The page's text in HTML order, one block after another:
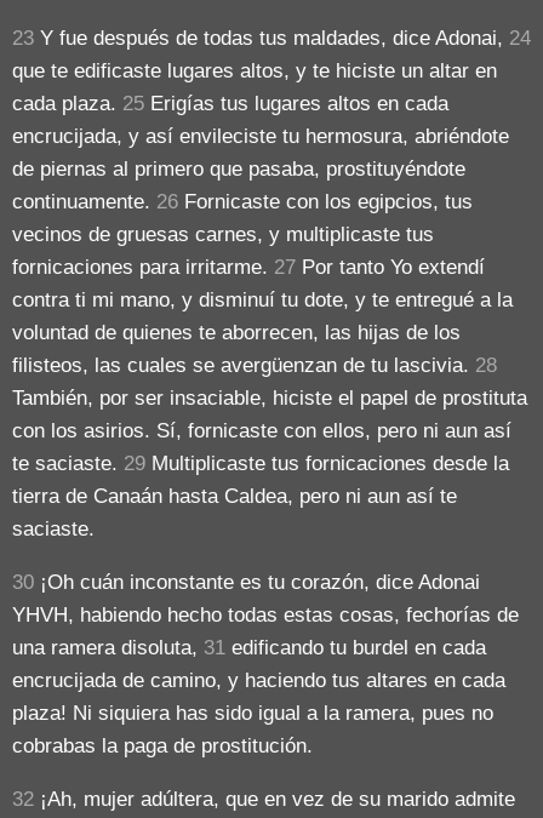
23 Y fue después de todas tus maldades, dice Adonai, 24
que te edificaste lugares altos, y te hiciste un altar en
cada plaza. 25 Erigías tus lugares altos en cada
encrucijada, y así envileciste tu hermosura, abriéndote
de piernas al primero que pasaba, prostituyéndote
continuamente. 26 Fornicaste con los egipcios, tus
vecinos de gruesas carnes, y multiplicaste tus
fornicaciones para irritarme. 27 Por tanto Yo extendí
contra ti mi mano, y disminuí tu dote, y te entregué a la
voluntad de quienes te aborrecen, las hijas de los
filisteos, las cuales se avergüenzan de tu lascivia. 28
También, por ser insaciable, hiciste el papel de prostituta
con los asirios. Sí, fornicaste con ellos, pero ni aun así
te saciaste. 29 Multiplicaste tus fornicaciones desde la
tierra de Canaán hasta Caldea, pero ni aun así te
saciaste.
30 ¡Oh cuán inconstante es tu corazón, dice Adonai
YHVH, habiendo hecho todas estas cosas, fechorías de
una ramera disoluta, 31 edificando tu burdel en cada
encrucijada de camino, y haciendo tus altares en cada
plaza! Ni siquiera has sido igual a la ramera, pues no
cobrabas la paga de prostitución.
32 ¡Ah, mujer adúltera, que en vez de su marido admite